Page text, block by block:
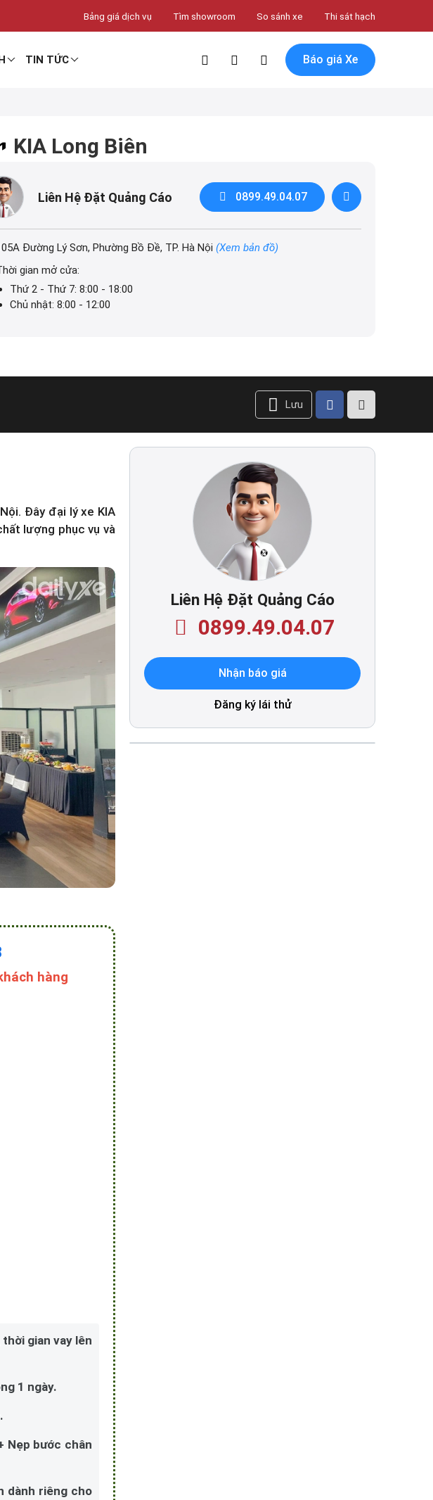
Bảng giá dịch vụ Tìm showroom So sánh xe Thi sát hạch
TIN TỨC Báo giá Xe
KIA Long Biên
Liên Hệ Đặt Quảng Cáo 0899.49.04.07
Đường Lý Sơn, Phường Bồ Đề, TP. Hà Nội (Xem bản đồ)
gian mở cửa:
Thứ 2 - Thứ 7: 8:00 - 18:00
Chủ nhật: 8:00 - 12:00
Lưu
Đây đại lý xe KIA
lượng phục vụ và
hàng
gian vay lên
1 ngày.
Nẹp bước chân
dành riêng cho
Liên Hệ Đặt Quảng Cáo
0899.49.04.07
Nhận báo giá
Đăng ký lái thử